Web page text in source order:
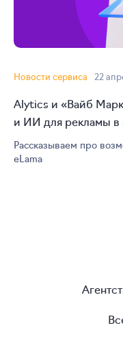
Новости сервиса 22
Alytics и «Вайб
и ИИ для рекламы в
Рассказываем про
eLama